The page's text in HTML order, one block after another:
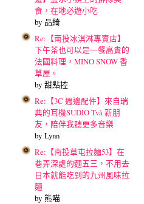
食，在地必遊小吃
by 品綺
Re:【南投冰淇淋專賣店】
下午茶也可以是一餐高貴的
法國料理，MINO SNOW 香
草屋。
by 甜點控
Re:【3C 週邊配件】來自瑞
典的耳機SUDIO Två 新朋
友，陪伴我聽更多音樂
by Lynn
Re:【南投草屯拉麵53】在
巷弄深處的麵五三，不用去
日本就能吃到的九州風味拉
麵
by 熊喵